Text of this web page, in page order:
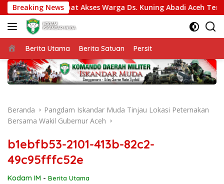
Langsung
ke
konten
Breaking News
Agara Percepat Akses Warga Ds. Kuning Abadi Aceh
Beranda
Berita Utama Berita Satuan Persit
Beranda
Pangdam Iskandar Muda Tinjau Lokasi Peternakan
Bersama Wakil Gubernur Aceh
b1ebfb53-2101-413b-82c2-
49c95fffc52e
Kodam IM - Berita Utama